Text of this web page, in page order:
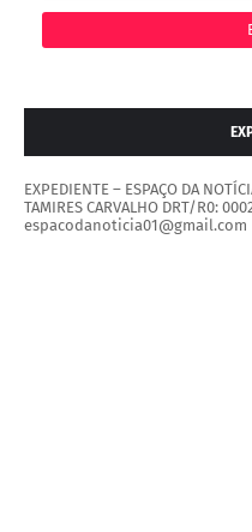
EXPEDIENTE – ESPAÇO DA
TAMIRES CARVALHO DRT/R0:
espacodanoticia01@gmail.com